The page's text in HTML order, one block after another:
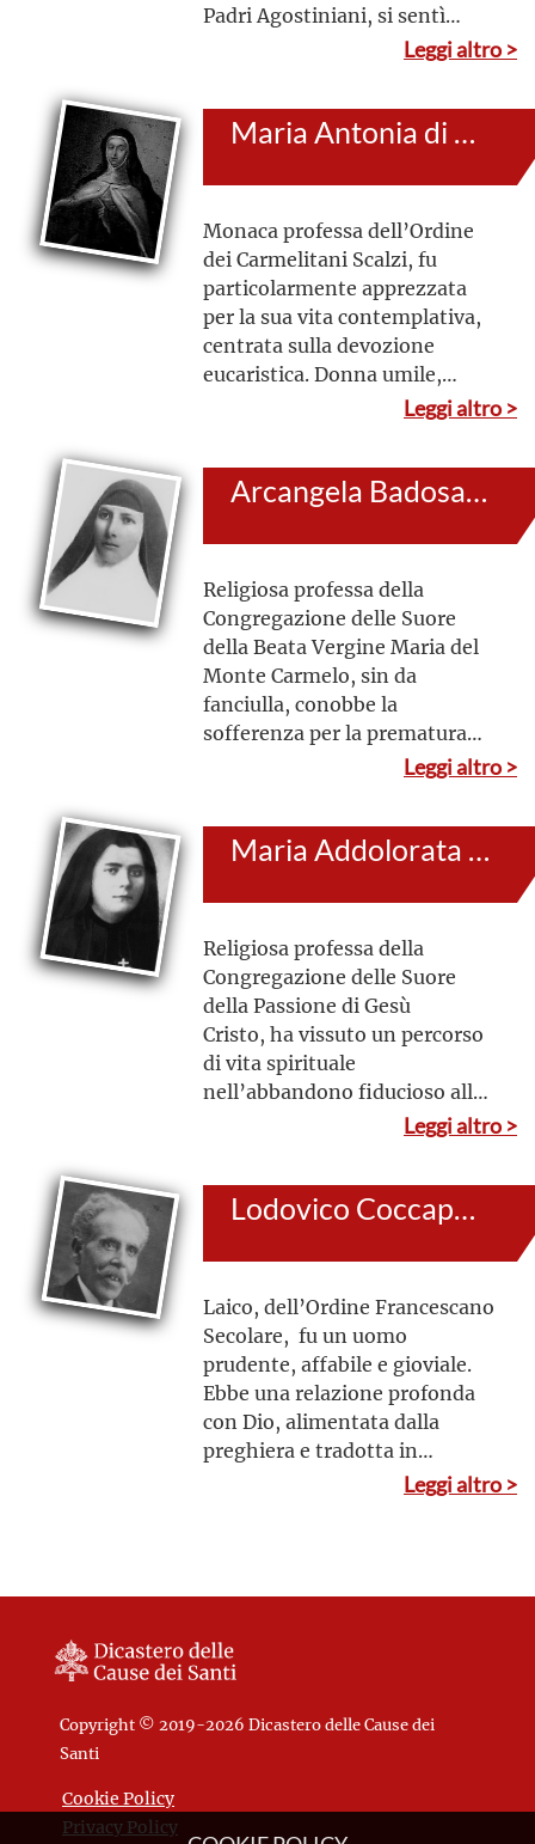
Padri Agostiniani, si sentì
chiamata a dedicare la propria
spiritualità agostiniana, a
disoccupati
Leggi altro >
Maria Antonia di Gesù (al secolo: Maria Antonia Pereira y Andrade)
Monaca professa dell’Ordine
dei Carmelitani Scalzi, fu
particolarmente apprezzata
per la sua vita contemplativa,
centrata sulla devozione
eucaristica. Donna umile,
temperante, obbediente alla
fiducia in Dio
Leggi altro >
Arcangela Badosa Cuatrecasas
Religiosa professa della
Congregazione delle Suore
della Beata Vergine Maria del
Monte Carmelo, sin da
fanciulla, conobbe la
sofferenza per la prematura
scomparsa dei genitori. Dotata
ammirazione in coloro che la
Leggi altro >
Maria Addolorata del Sacro Costato (al secolo: Maria Luciani)
Religiosa professa della
Congregazione delle Suore
della Passione di Gesù
Cristo, ha vissuto un percorso
di vita spirituale
nell’abbandono fiducioso alla
volontà di Dio. Animata dalla
Coloro che avevano la
rimanevano colpiti dalla solida
Leggi altro >
Lodovico Coccapani
Laico, dell’Ordine Francescano
Secolare, fu un uomo
prudente, affabile e gioviale.
Ebbe una relazione profonda
con Dio, alimentata dalla
preghiera e tradotta in
significative opere di carità. Si
Leggi altro >
Copyright © 2019-2026 Dicastero delle Cause dei
Santi
Cookie Policy
Privacy Policy